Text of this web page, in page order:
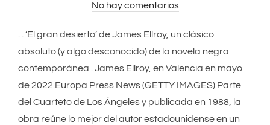
el
No hay comentarios
. . ‘El gran desierto’ de James Ellroy, un clásico
absoluto (y algo desconocido) de la novela negra
contemporánea . James Ellroy, en Valencia en mayo
de 2022.Europa Press News (GETTY IMAGES) Parte
del Cuarteto de Los Ángeles y publicada en 1988, la
obra reúne lo mejor del autor estadounidense en un